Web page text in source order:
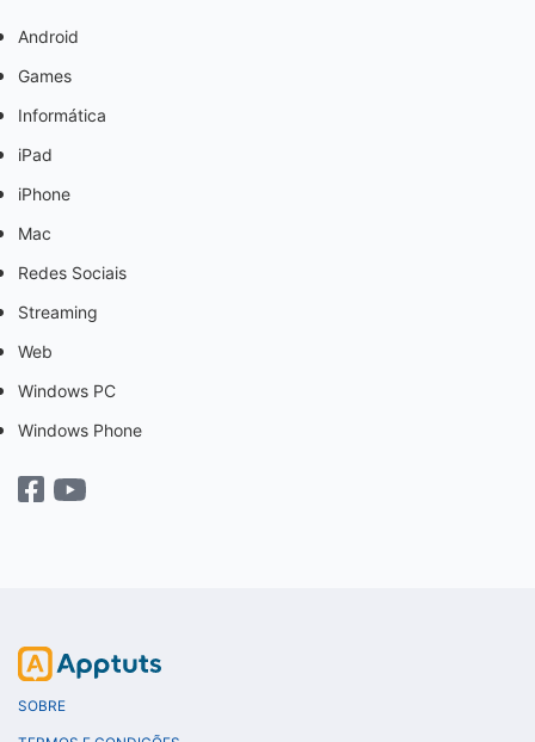
Android
Games
Informática
iPad
iPhone
Mac
Redes Sociais
Streaming
Web
Windows PC
Windows Phone
SOBRE